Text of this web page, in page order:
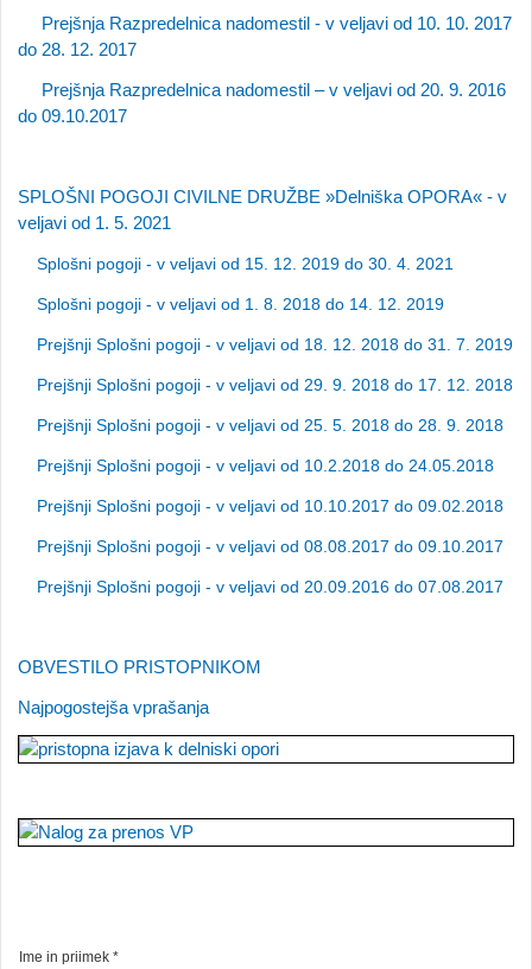
Prejšnja Razpredelnica nadomestil - v veljavi od 10. 10. 2017
do 28. 12. 2017
Prejšnja Razpredelnica nadomestil – v veljavi od 20. 9. 2016
do 09.10.2017
SPLOŠNI POGOJI CIVILNE DRUŽBE »Delniška OPORA« - v
veljavi od 1. 5. 2021
Splošni pogoji - v veljavi od 15. 12. 2019 do 30. 4. 2021
Splošni pogoji - v veljavi od 1. 8. 2018 do 14. 12. 2019
Prejšnji Splošni pogoji - v veljavi od 18. 12. 2018 do 31. 7. 2019
Prejšnji Splošni pogoji - v veljavi od 29. 9. 2018 do 17. 12. 2018
Prejšnji Splošni pogoji - v veljavi od 25. 5. 2018 do 28. 9. 2018
Prejšnji Splošni pogoji - v veljavi od 10.2.2018 do 24.05.2018
Prejšnji Splošni pogoji - v veljavi od 10.10.2017 do 09.02.2018
Prejšnji Splošni pogoji - v veljavi od 08.08.2017 do 09.10.2017
Prejšnji Splošni pogoji - v veljavi od 20.09.2016 do 07.08.2017
OBVESTILO PRISTOPNIKOM
Najpogostejša vprašanja
Ime in priimek *